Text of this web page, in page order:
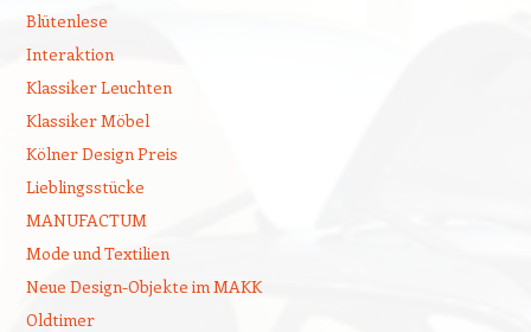
Blütenlese
Interaktion
Klassiker Leuchten
Klassiker Möbel
Kölner Design Preis
Lieblingsstücke
MANUFACTUM
Mode und Textilien
Neue Design-Objekte im MAKK
Oldtimer